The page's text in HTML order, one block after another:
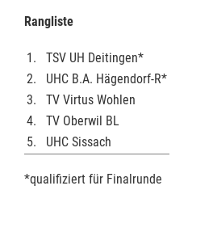
Rangliste
1.
TSV UH Deitingen*
2.
UHC B.A. Hägendorf-R*
3.
TV Virtus Wohlen
4.
TV Oberwil BL
5.
UHC Sissach
*qualifiziert für Finalrunde